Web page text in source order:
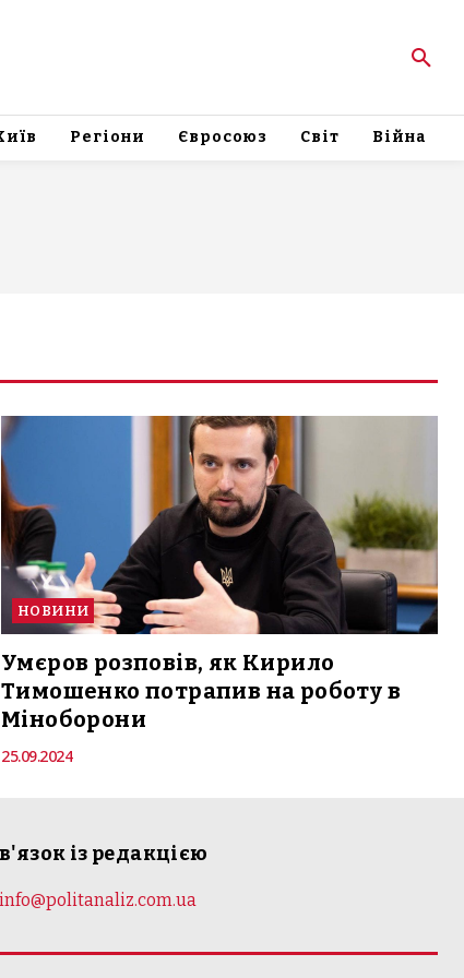
Регіони Євросоюз Світ Війна
НОВИНИ
Умєров розповів, як Кирило
Тимошенко потрапив на роботу в
Міноборони
25.09.2024
із редакцією
info@politanaliz.com.ua